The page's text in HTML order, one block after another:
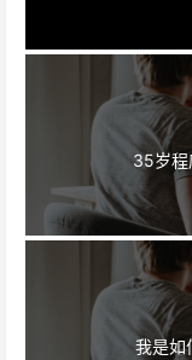
35岁程
我是如